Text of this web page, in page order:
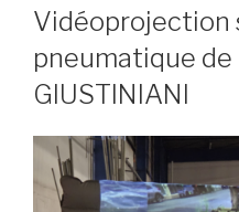
LE
Vidéoprojection
pneumatique de
GIUSTINIANI